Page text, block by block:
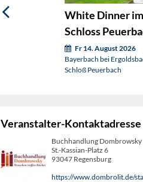
White Dinner im
Schloss
Fr 14. August 2026
Bayerbach bei
Schloß Peuerbach
Veranstalter-Kontaktadresse
Buchhandlung Dombrowsky
St.-Kassian-Platz 6
93047 Regensburg
https://www.dombrolit.de/